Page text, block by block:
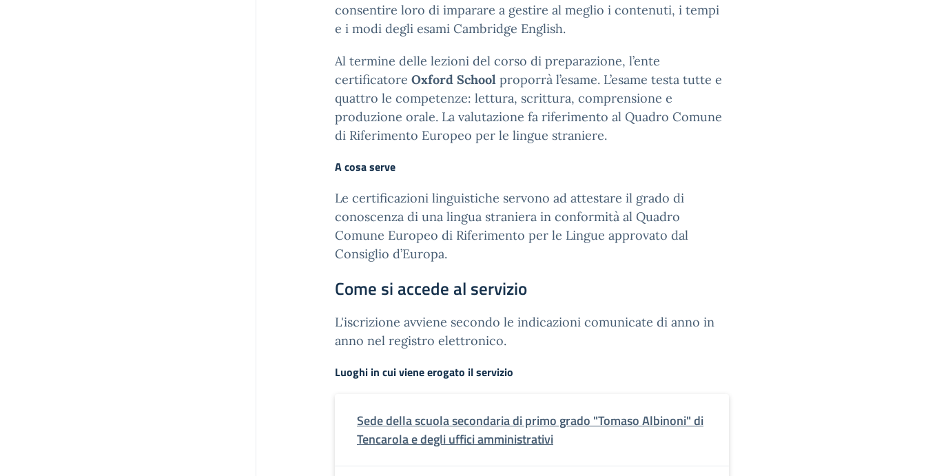
consentire loro di imparare a gestire al meglio i contenuti, i tempi
e i modi degli esami Cambridge English.
Al termine delle lezioni del corso di preparazione, l’ente
certificatore Oxford School proporrà l’esame. L’esame testa tutte e
quattro le competenze: lettura, scrittura, comprensione e
produzione orale. La valutazione fa riferimento al Quadro Comune
di Riferimento Europeo per le lingue straniere.
A cosa serve
Le certificazioni linguistiche servono ad attestare il grado di
conoscenza di una lingua straniera in conformità al Quadro
Comune Europeo di Riferimento per le Lingue approvato dal
Consiglio d’Europa.
Come si accede al servizio
L'iscrizione avviene secondo le indicazioni comunicate di anno in
anno nel registro elettronico.
Luoghi in cui viene erogato il servizio
Sede della scuola secondaria di primo grado "Tomaso Albinoni" di
Tencarola e degli uffici amministrativi